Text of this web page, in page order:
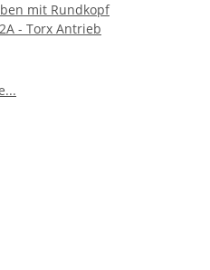
mit Rundkopf
- Torx Antrieb